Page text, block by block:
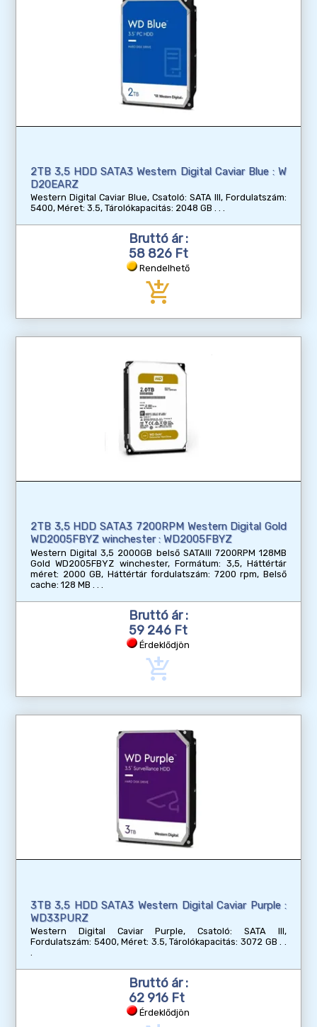
2TB 3,5 HDD SATA3 Western Digital Caviar Blue : W
D20EARZ
Western Digital Caviar Blue, Csatoló: SATA III, Fordulatszám:
5400, Méret: 3.5, Tárolókapacitás: 2048 GB
Bruttó ár :
58 826 Ft
Rendelhető
add_shopping_cart
2TB 3,5 HDD SATA3 7200RPM Western Digital Gold
WD2005FBYZ winchester : WD2005FBYZ
Western Digital 3,5 2000GB belső SATAIII 7200RPM 128MB
Gold WD2005FBYZ winchester, Formátum: 3,5, Háttértár
méret: 2000 GB, Háttértár fordulatszám: 7200 rpm, Belső
cache: 128 MB
Bruttó ár :
59 246 Ft
Érdeklődjön
add_shopping_cart
3TB 3,5 HDD SATA3 Western Digital Caviar Purple :
WD33PURZ
Western Digital Caviar Purple, Csatoló: SATA III,
Fordulatszám: 5400, Méret: 3.5, Tárolókapacitás: 3072 GB
Bruttó ár :
62 916 Ft
Érdeklődjön